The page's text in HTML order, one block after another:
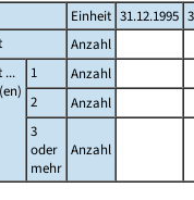
Einheit 31.12.1995
Anzahl
...
1 Anzahl
2
Anzahl
3
oder
mehr
Anzahl